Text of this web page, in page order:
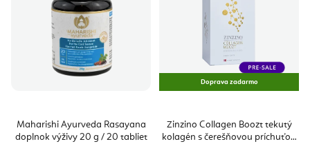
Maharishi Ayurveda Rasayana
doplnok výživy 20 g / 20 tabliet
Doprava zadarmo
Zinzino Collagen Boozt tekutý
kolagén s čerešňovou príchuťou